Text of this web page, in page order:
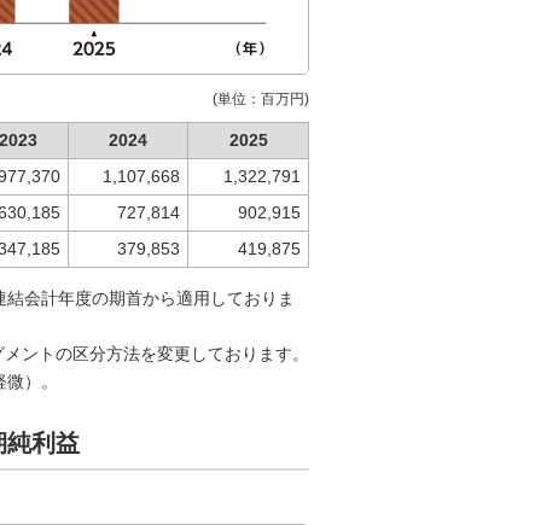
(単位：百万円)
2023 2024
2025
1,107,668
1,322,791
727,814
902,915
379,853 419,875
会計年度の期首から適用しておりま
ントの区分方法を変更しております。
）。
純利益